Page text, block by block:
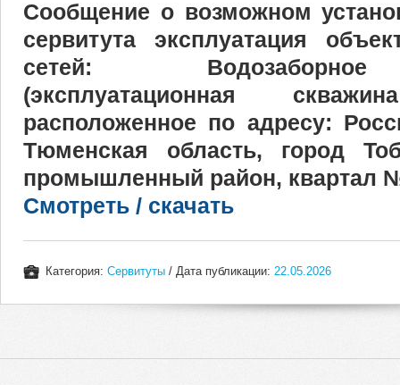
Сообщение о возможном
сервитута эксплуатация
сетей:
(эксплуатационная
расположенное по адресу:
Тюменская область, город
промышленный район, квартал
Смотреть / скачать
Категория: Сервитуты / Дата публикации: 22.05.2026